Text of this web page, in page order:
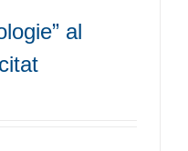
al